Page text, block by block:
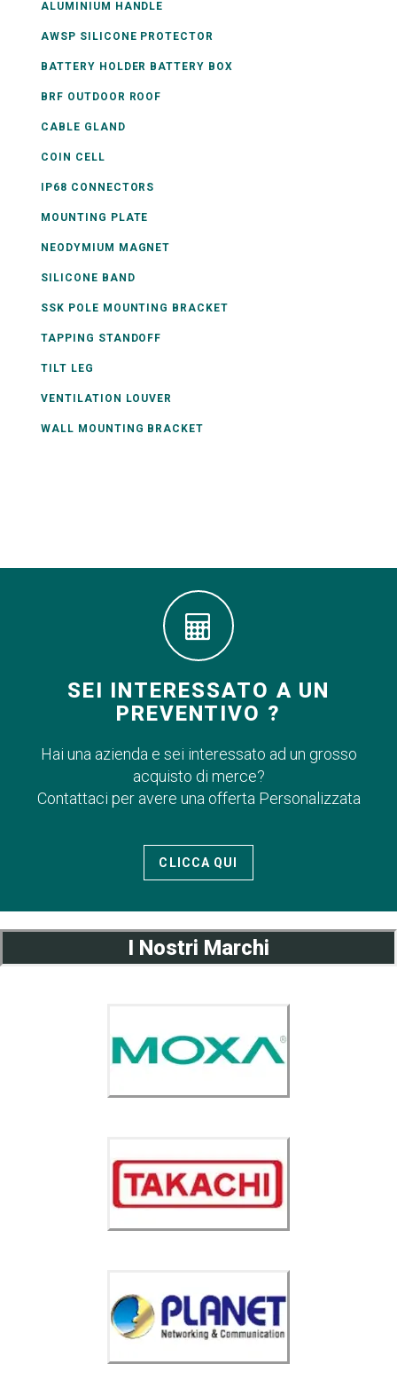
ALUMINIUM HANDLE
AWSP SILICONE PROTECTOR
BATTERY HOLDER BATTERY BOX
BRF OUTDOOR ROOF
CABLE GLAND
COIN CELL
IP68 CONNECTORS
MOUNTING PLATE
NEODYMIUM MAGNET
SILICONE BAND
SSK POLE MOUNTING BRACKET
TAPPING STANDOFF
TILT LEG
VENTILATION LOUVER
WALL MOUNTING BRACKET
SEI INTERESSATO A UN
PREVENTIVO ?
Hai una azienda e sei interessato ad un grosso
acquisto di merce?
Contattaci per avere una offerta Personalizzata
CLICCA QUI
I Nostri Marchi